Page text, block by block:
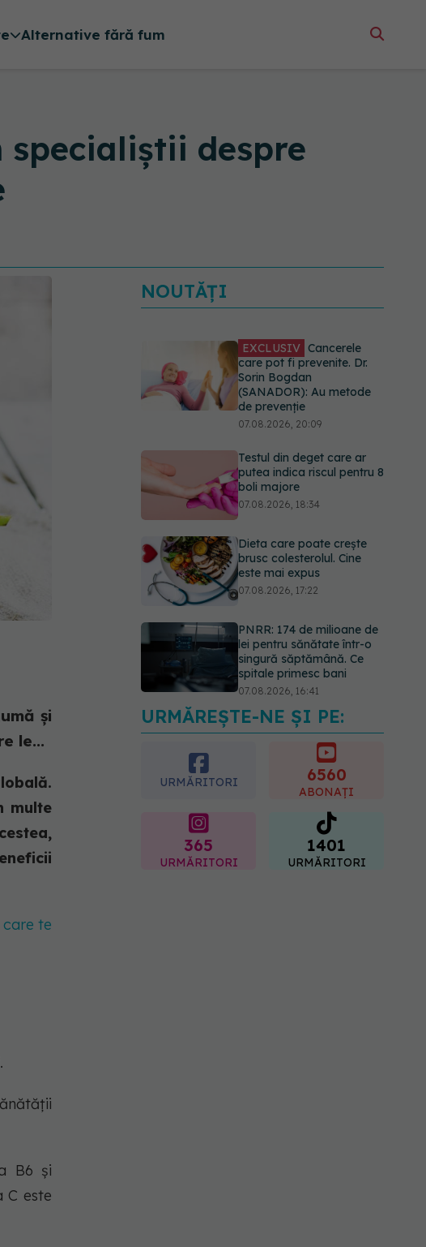
Alternative fără fum
specialiștii despre
și
le...
multe
te
B6 și
C este
NOUTĂȚI
EXCLUSIV Cancerele
care pot fi prevenite. Dr.
Sorin Bogdan
(SANADOR): Au metode
de prevenție
07.08.2026, 20:09
Testul din deget care ar
putea indica riscul pentru 8
boli majore
07.08.2026, 18:34
Dieta care poate crește
brusc colesterolul. Cine
este mai expus
07.08.2026, 17:22
PNRR: 174 de milioane de
lei pentru sănătate într-o
singură săptămână. Ce
spitale primesc bani
07.08.2026, 16:41
Ce spune culoarea ta
preferată despre vârsta
pe care o ai. Care este
"codul cromatic" al
URMĂREȘTE-NE ȘI PE:
URMĂRITORI 6560
ABONAȚI
365
URMĂRITORI
1401
URMĂRITORI